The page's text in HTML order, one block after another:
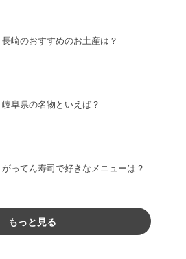
長崎のおすすめのお土産は？
岐阜県の名物といえば？
がってん寿司で好きなメニューは？
もっと見る